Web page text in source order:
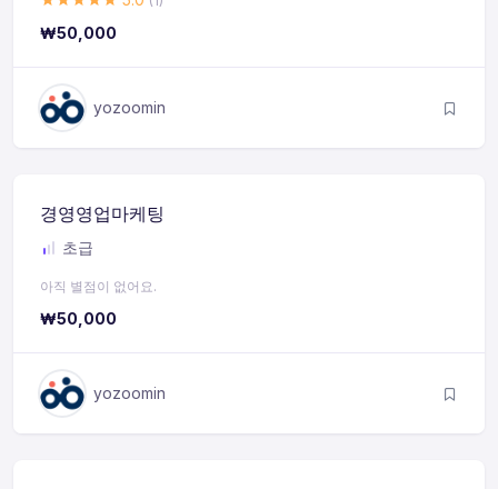
₩50,000
yozoomin
경영영업마케팅
초급
아직 별점이 없어요.
₩50,000
yozoomin